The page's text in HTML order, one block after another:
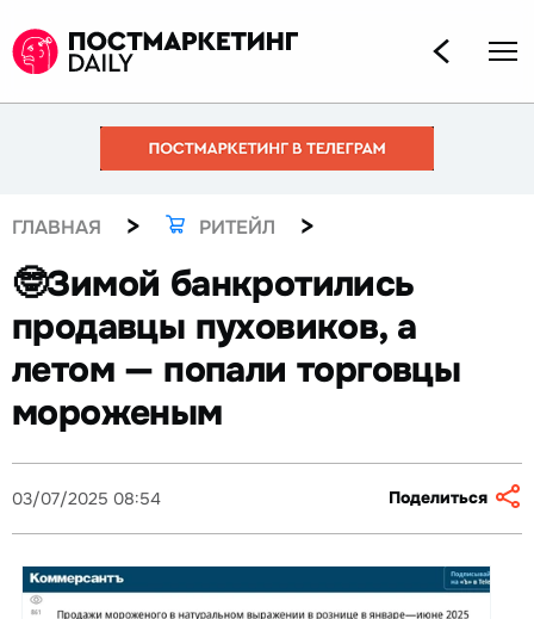
ГЛАВНАЯ > РИТЕЙЛ >
🤓Зимой банкротились
продавцы пуховиков, а
летом — попали торговцы
мороженым
03/07/2025 08:54 Поделиться